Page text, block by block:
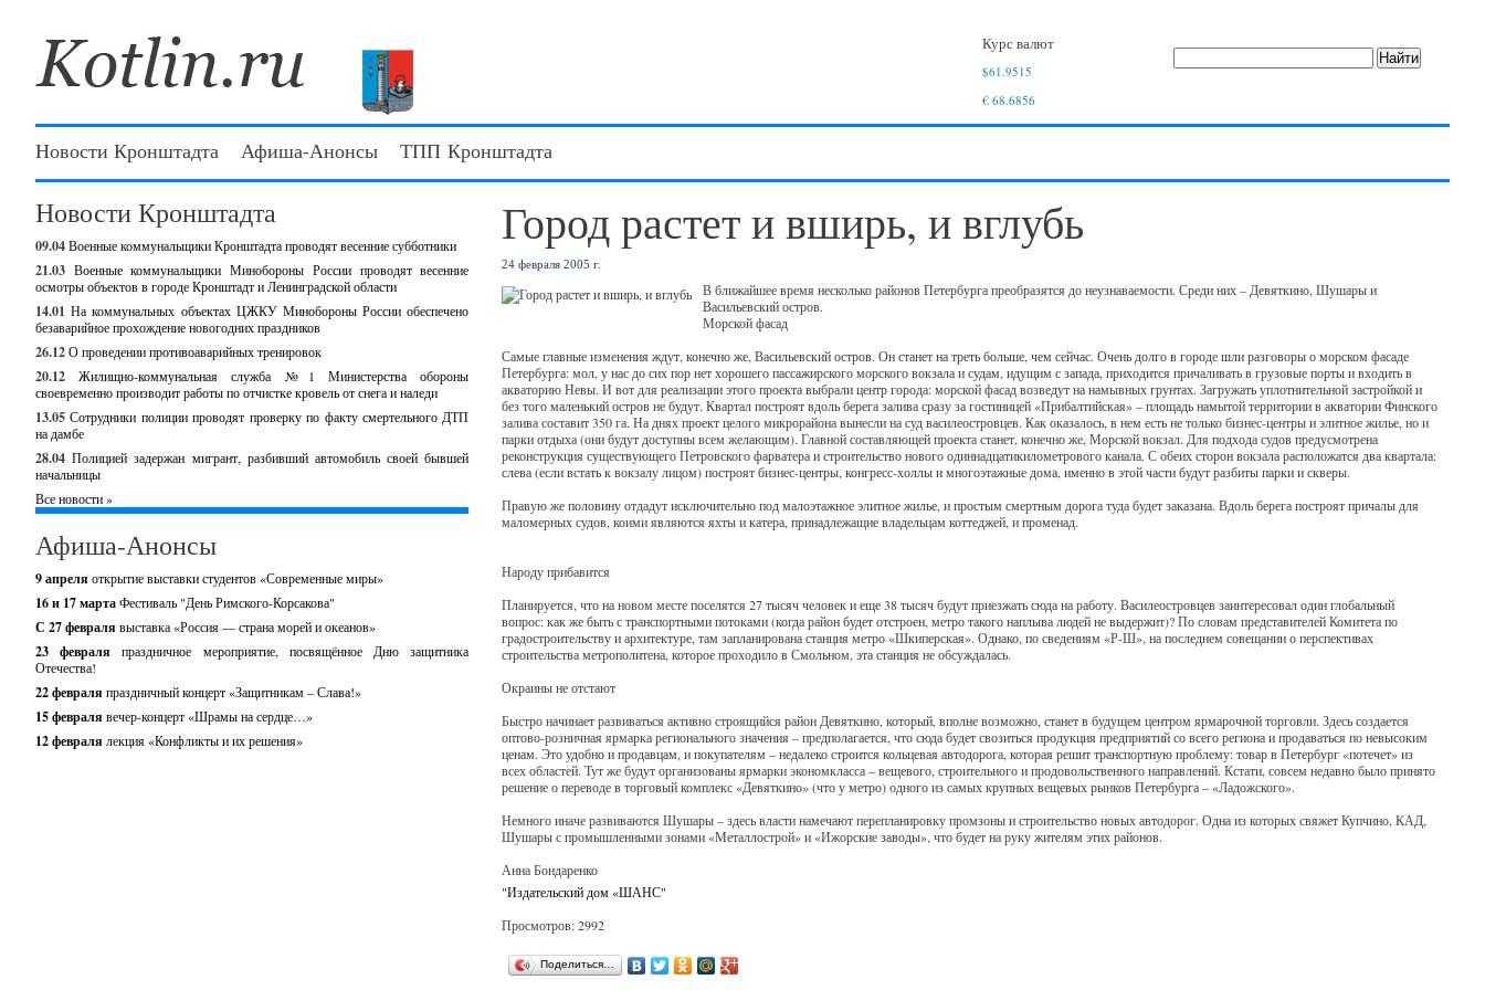
Курс валют
$61.9515
€ 68.6856
Новости Кронштадта Афиша-Анонсы ТПП Кронштадта
Новости Кронштадта
09.04Военные коммунальщики Кронштадта проводят весенние субботники
21.03 Военные коммунальщики Минобороны России проводят весенние
осмотры объектов в городе Кронштадт и Ленинградской области
14.01 На коммунальных объектах ЦЖКУ Минобороны России обеспечено
безаварийное прохождение новогодних праздников
26.12О проведении противоаварийных тренировок
20.12
Жилищно-коммунальная служба №1 Министерства обороны
своевременно производит работы по отчистке кровель от снега и наледи
13.05 Сотрудники полиции проводят проверку по факту смертельного ДТП
на дамбе
28.04 Полицией задержан мигрант, разбивший автомобиль своей бывшей
начальницы
Все новости »
Афиша-Анонсы
9 апреля открытие выставки студентов «Современные миры»
16 и 17 мартаФестиваль "День Римского-Корсакова"
С 27 февраля выставка «Россия — страна морей и океанов»
23 февраляпраздничное мероприятие, посвящённое Дню защитника
Отечества!
22 февраля праздничный концерт «Защитникам – Слава!»
15 февраля вечер-концерт «Шрамы на сердце…»
12 февраля лекция «Конфликты и их решения»
Город растет и вширь, и вглубь
24 февраля 2005 г.
В ближайшее время несколько районов Петербурга преобразятся до неузнаваемости. Среди них – Девяткино, Шушары и
Васильевский остров.
Морской фасад
Самые главные изменения ждут, конечно же, Васильевский остров. Он станет на треть больше, чем сейчас. Очень долго в городе шли разговоры о морском фасаде
Петербурга: мол, у нас до сих пор нет хорошего пассажирского морского вокзала и судам, идущим с запада, приходится причаливать в грузовые порты и входить в
акваторию Невы. И вот для реализации этого проекта выбрали центр города: морской фасад возведут на намывных грунтах. Загружать уплотнительной застройкой и
без того маленький остров не будут. Квартал построят вдоль берега залива сразу за гостиницей «Прибалтийская» – площадь намытой территории в акватории Финского
залива составит 350 га. На днях проект целого микрорайона вынесли на суд василеостровцев. Как оказалось, в нем есть не только бизнес-центры и элитное жилье, но и
парки отдыха (они будут доступны всем желающим). Главной составляющей проекта станет, конечно же, Морской вокзал. Для подхода судов предусмотрена
реконструкция существующего Петровского фарватера и строительство нового одиннадцатикилометрового канала. С обеих сторон вокзала расположатся два квартала:
слева (если встать к вокзалу лицом) построят бизнес-центры, конгресс-холлы и многоэтажные дома, именно в этой части будут разбиты парки и скверы.
Правую же половину отдадут исключительно под малоэтажное элитное жилье, и простым смертным дорога туда будет заказана. Вдоль берега построят причалы для
маломерных судов, коими являются яхты и катера, принадлежащие владельцам коттеджей, и променад.
Народу прибавится
Планируется, что на новом месте поселятся 27 тысяч человек и еще 38 тысяч будут приезжать сюда на работу. Василеостровцев заинтересовал один глобальный
вопрос: как же быть с транспортными потоками (когда район будет отстроен, метро такого наплыва людей не выдержит)? По словам представителей Комитета по
градостроительству и архитектуре, там запланирована станция метро «Шкиперская». Однако, по сведениям «Р-Ш», на последнем совещании о перспективах
строительства метрополитена, которое проходило в Смольном, эта станция не обсуждалась.
Окраины не отстают
Быстро начинает развиваться активно строящийся район Девяткино, который, вполне возможно, станет в будущем центром ярмарочной торговли. Здесь создается
оптово-розничная ярмарка регионального значения – предполагается, что сюда будет свозиться продукция предприятий со всего региона и продаваться по невысоким
ценам. Это удобно и продавцам, и покупателям – недалеко строится кольцевая автодорога, которая решит транспортную проблему: товар в Петербург «потечет» из
всех областей. Тут же будут организованы ярмарки экономкласса – вещевого, строительного и продовольственного направлений. Кстати, совсем недавно было принято
решение о переводе в торговый комплекс «Девяткино» (что у метро) одного из самых крупных вещевых рынков Петербурга – «Ладожского».
Немного иначе развиваются Шушары – здесь власти намечают перепланировку промзоны и строительство новых автодорог. Одна из которых свяжет Купчино, КАД,
Шушары с промышленными зонами «Металлострой» и «Ижорские заводы», что будет на руку жителям этих районов.
Анна Бондаренко
"Издательский дом «ШАНС"
Просмотров: 2992
Поделиться…